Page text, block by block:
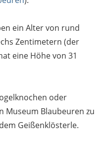
ein Alter von rund
Zentimetern (der
eine Höhe von 31
oder
Museum Blaubeuren zu
Geißenklösterle.